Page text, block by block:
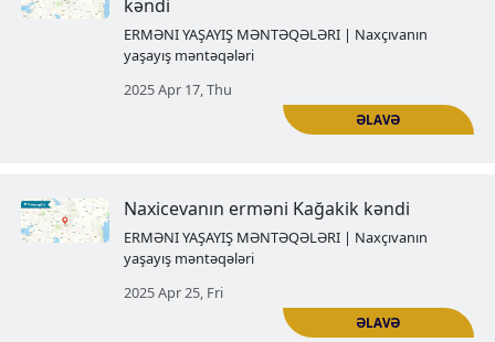
Erməni Qoxtn vilayətinin tarixi
Azərbaycana ilhaq edildikdən
birdəfəlik susdu
ERMƏNI YAŞAYIŞ MƏNTƏQƏLƏRI |
yaşayış məntəqələri